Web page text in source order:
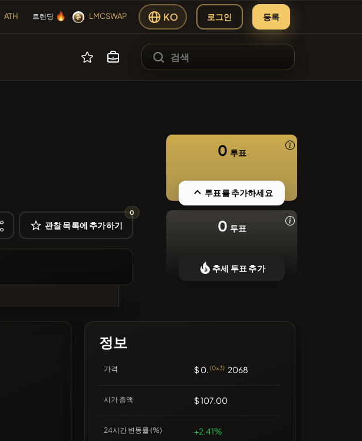
ATH 트렌딩 🔥
🔥
🔥
🔥 LMCSWAP KO 로그인 등록
#99
#253
PERFI PEEFITOKEN #1106
🔎 최근 검색
관찰 목록에 추가하기
0
0 투표
투표를 추가하세요
0 투표
추세 투표 추가
정보
가격 $ 0. (0x3) 2068
시가 총액 $ 107.00
24시간 변동률 (%) +2.41%